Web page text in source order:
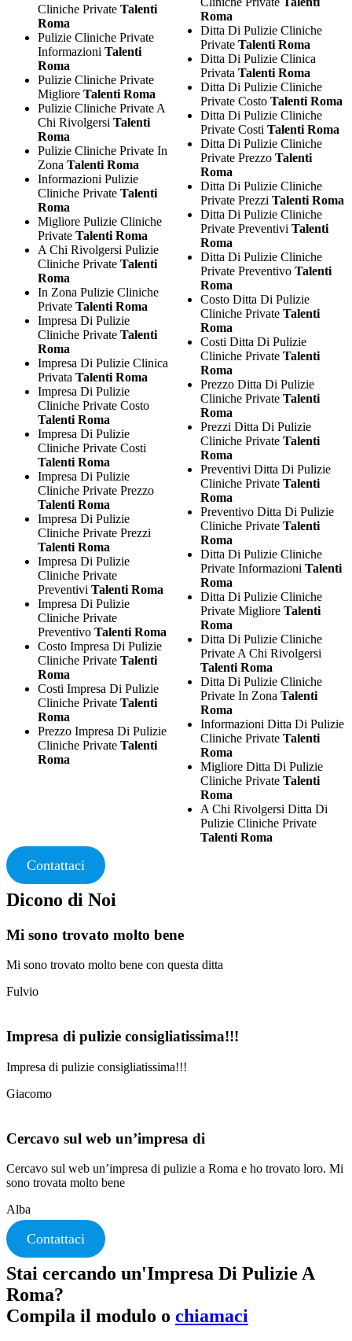
Cliniche Private Talenti
Roma
Pulizie Cliniche Private
Informazioni Talenti
Roma
Pulizie Cliniche Private
Migliore Talenti Roma
Pulizie Cliniche Private A
Chi Rivolgersi Talenti
Roma
Pulizie Cliniche Private In
Zona Talenti Roma
Informazioni Pulizie
Cliniche Private Talenti
Roma
Migliore Pulizie Cliniche
Private Talenti Roma
A Chi Rivolgersi Pulizie
Cliniche Private Talenti
Roma
In Zona Pulizie Cliniche
Private Talenti Roma
Impresa Di Pulizie
Cliniche Private Talenti
Roma
Impresa Di Pulizie Clinica
Privata Talenti Roma
Impresa Di Pulizie
Cliniche Private Costo
Talenti Roma
Impresa Di Pulizie
Cliniche Private Costi
Talenti Roma
Impresa Di Pulizie
Cliniche Private Prezzo
Talenti Roma
Impresa Di Pulizie
Cliniche Private Prezzi
Talenti Roma
Impresa Di Pulizie
Cliniche Private
Preventivi Talenti Roma
Impresa Di Pulizie
Cliniche Private
Preventivo Talenti Roma
Costo Impresa Di Pulizie
Cliniche Private Talenti
Roma
Costi Impresa Di Pulizie
Cliniche Private Talenti
Roma
Prezzo Impresa Di Pulizie
Cliniche Private Talenti
Roma
Roma
Ditta Di Pulizie Cliniche
Private Talenti Roma
Ditta Di Pulizie Clinica
Privata Talenti Roma
Ditta Di Pulizie Cliniche
Private Costo Talenti Roma
Ditta Di Pulizie Cliniche
Private Costi Talenti Roma
Ditta Di Pulizie Cliniche
Private Prezzo Talenti
Roma
Ditta Di Pulizie Cliniche
Private Prezzi Talenti Roma
Ditta Di Pulizie Cliniche
Private Preventivi Talenti
Roma
Ditta Di Pulizie Cliniche
Private Preventivo Talenti
Roma
Costo Ditta Di Pulizie
Cliniche Private Talenti
Roma
Costi Ditta Di Pulizie
Cliniche Private Talenti
Roma
Prezzo Ditta Di Pulizie
Cliniche Private Talenti
Roma
Prezzi Ditta Di Pulizie
Cliniche Private Talenti
Roma
Preventivi Ditta Di Pulizie
Cliniche Private Talenti
Roma
Preventivo Ditta Di Pulizie
Cliniche Private Talenti
Roma
Ditta Di Pulizie Cliniche
Private Informazioni Talenti
Roma
Ditta Di Pulizie Cliniche
Private Migliore Talenti
Roma
Ditta Di Pulizie Cliniche
Private A Chi Rivolgersi
Talenti Roma
Ditta Di Pulizie Cliniche
Private In Zona Talenti
Roma
Informazioni Ditta Di Pulizie
Cliniche Private Talenti
Roma
Migliore Ditta Di Pulizie
Cliniche Private Talenti
Roma
A Chi Rivolgersi Ditta Di
Pulizie Cliniche Private
Talenti Roma
Contattaci
Dicono di Noi
Mi sono trovato molto bene
Mi sono trovato molto bene con questa ditta
Fulvio
Impresa di pulizie consigliatissima!!!
Impresa di pulizie consigliatissima!!!
Giacomo
Cercavo sul web un’impresa di
Cercavo sul web un’impresa di pulizie a Roma e ho trovato loro. Mi
sono trovata molto bene
Alba
Contattaci
Stai cercando un'Impresa Di Pulizie A
Roma?
Compila il modulo o chiamaci